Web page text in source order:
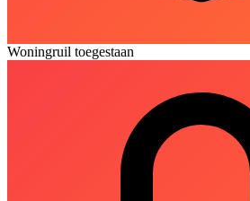
Woningruil toegestaan